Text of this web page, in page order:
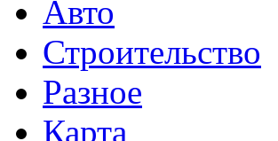
Авто
Строительство
Разное
Карта